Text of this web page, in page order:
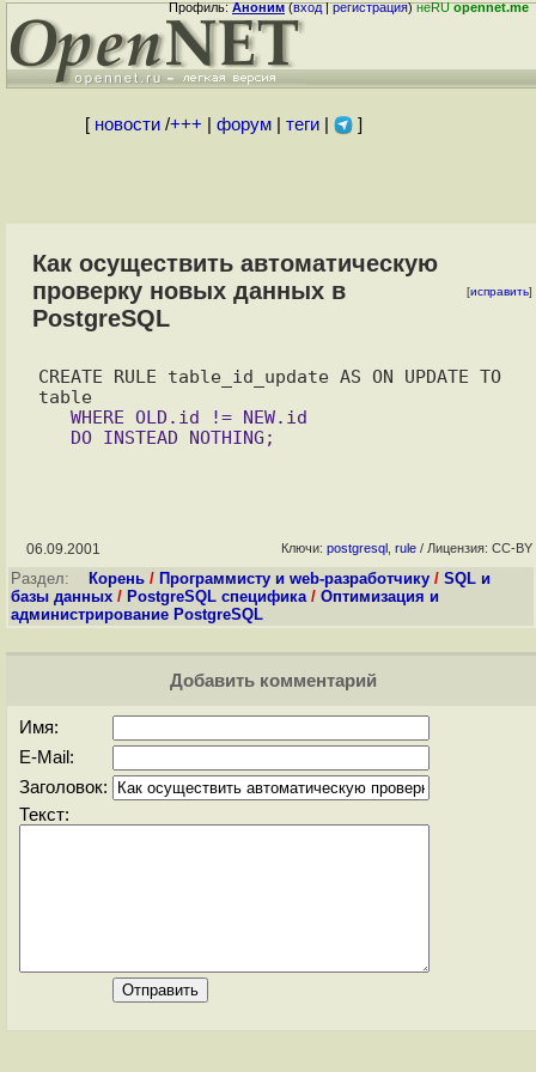
Профиль:Аноним(вход|регистрация)неRUopennet.me
[ новости/+++ форум| теги| ]
Как осуществить автоматическую
проверку новых данных в
PostgreSQL
[исправить]
CREATE RULE table_id_update AS ON UPDATE TO
06.09.2001 Ключи: postgresql rule / Лицензия: CC-BY
Раздел: Корень / Программисту и web-разработчику / SQL и
базы данных / PostgreSQL специфика/ Оптимизация и
администрирование PostgreSQL
Добавить комментарий
Имя:
E-Mail:
Заголовок:
Текст: